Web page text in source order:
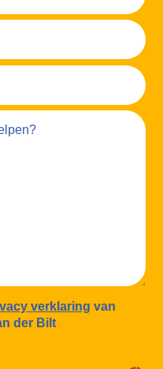
verklaring van
der Bilt